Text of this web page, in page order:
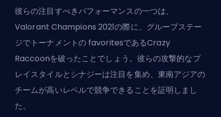
彼らの注目すべきパフォーマンスの一つは、
Valorant Champions 2021の際に、グループステー
ジでトーナメントの favoritesであるCrazy
Raccoonを破ったことでしょう。彼らの攻撃的なプ
レイスタイルとシナジーは注目を集め、東南アジアの
チームが高いレベルで競争できることを証明しまし
た。